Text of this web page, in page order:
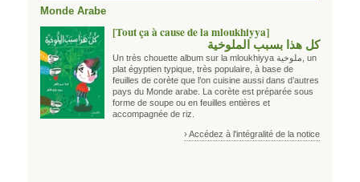
Monde Arabe
[Tout ça à cause de la mloukhiyya]
كل هذا بسبب الملوخية
Un très chouette album sur la mloukhiyya ملوخية, un
plat égyptien typique, très populaire, à base de
feuilles de corète que l’on cuisine aussi dans d’autres
pays du Monde arabe. La corète est préparée sous
forme de soupe ou en feuilles entières et
accompagnée de riz.
› Accédez à l'intégralité de la notice